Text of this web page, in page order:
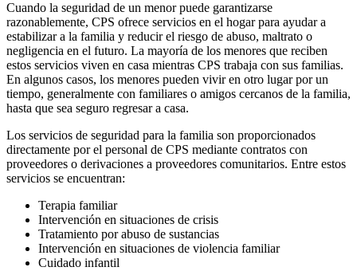
Cuando la seguridad de un menor puede garantizarse
razonablemente, CPS ofrece servicios en el hogar para ayudar a
estabilizar a la familia y reducir el riesgo de abuso, maltrato o
negligencia en el futuro. La mayoría de los menores que reciben
estos servicios viven en casa mientras CPS trabaja con sus familias.
En algunos casos, los menores pueden vivir en otro lugar por un
tiempo, generalmente con familiares o amigos cercanos de la familia,
hasta que sea seguro regresar a casa.
Los servicios de seguridad para la familia son proporcionados
directamente por el personal de CPS mediante contratos con
proveedores o derivaciones a proveedores comunitarios. Entre estos
servicios se encuentran:
Terapia familiar
Intervención en situaciones de crisis
Tratamiento por abuso de sustancias
Intervención en situaciones de violencia familiar
Cuidado infantil